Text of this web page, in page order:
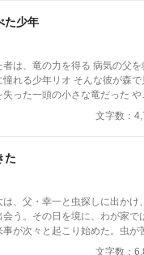
して『ラジオ・リクエストカー
ノートには『屋上のラジオ：言
ために』と記されていた。か
ホーンスピーカーへ音を届け
残されていることを知った2人は
入れ、半分冗談で秘密の放課
った放送だったが、翌朝、葵
れをきっかけに、2人の『屋上
る。毎朝のように靴箱へ届く
、面と向かっては誰にも言え
られていた。2人は名前を伏せ
ないお便り」として紹介し、寄
曲を流し続けた。
た少年
は、竜の力を得る 病気の父を
憧れる少年リオ そんな彼が森で
った一頭の小さな竜だった や
と自分を信じる命との間で残
いいたします。
文字数：
た
は、父・幸一と虫探しに出かけ
会う。その日を境に、わが家で
事が次々と起こり始めた。虫が
ながら、家族は小さな命と向
文字数：